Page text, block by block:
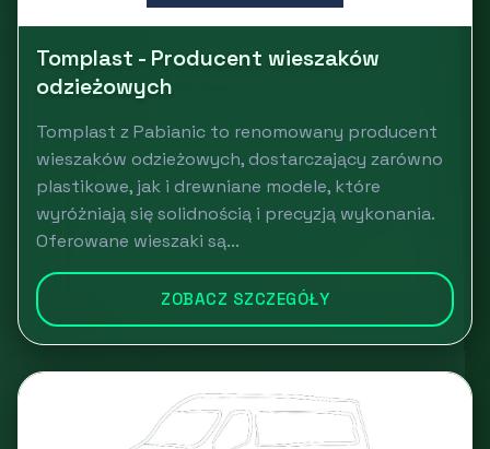
Tomplast - Producent wieszaków
odzieżowych
Tomplast z Pabianic to renomowany producent
wieszaków odzieżowych, dostarczający zarówno
plastikowe, jak i drewniane modele, które
wyróżniają się solidnością i precyzją wykonania.
Oferowane wieszaki są...
ZOBACZ SZCZEGÓŁY